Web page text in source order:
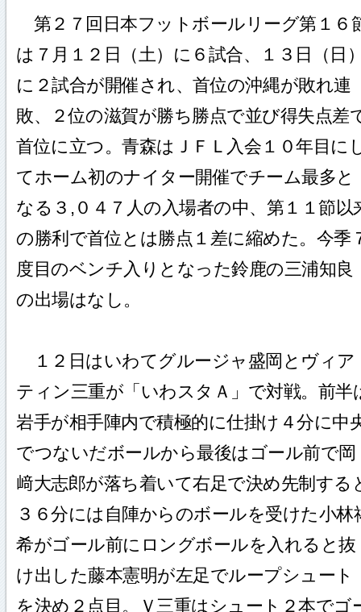
第２７回日本フットボールリーグ第１６
は７月１２日（土）に６試合、１３日（日
に２試合が開催され、首位の沖縄が敗れ連
敗、２位の滋賀が勝ち勝点で並び得失点差
首位に立つ。青森はＪＦＬ入会１０年目に
てホーム初のナイター開催でチーム最多と
なる３,０４７人の入場者の中、第１１節以
の勝利で首位とは勝点１差に縮めた。今季
度目のベンチ入りとなった鈴鹿の三浦知良
の出場はなし。
１２日はいわてグルージャ盛岡とヴィア
ティン三重が「いわスタＡ」で対戦。前半
岩手が相手陣内で積極的に仕掛け４分に中
でつないだボールから最後はゴール前で岡
﨑大志郎が落ち着いて右足で決め先制する
３６分には自陣からのボールを受けた小林
希がゴール前にロングボールを入れると抜
け出した藤本憲明が左足でループシュート
を決め２点目。Ｖ三重はシュート２本でゴ